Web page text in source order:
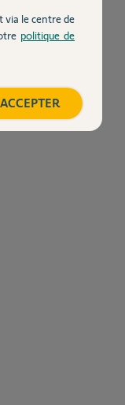
le centre de
politique de